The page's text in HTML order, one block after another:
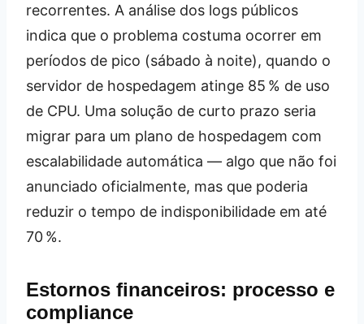
recorrentes. A análise dos logs públicos
indica que o problema costuma ocorrer em
períodos de pico (sábado à noite), quando o
servidor de hospedagem atinge 85 % de uso
de CPU. Uma solução de curto prazo seria
migrar para um plano de hospedagem com
escalabilidade automática — algo que não foi
anunciado oficialmente, mas que poderia
reduzir o tempo de indisponibilidade em até
70 %.
Estornos financeiros: processo e
compliance